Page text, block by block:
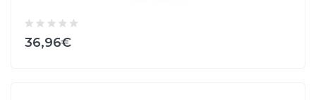
36,96€